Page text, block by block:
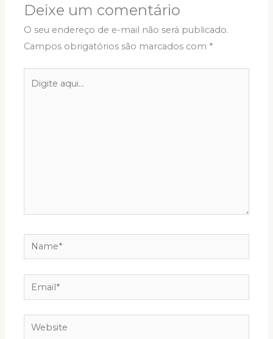
Deixe um comentário
O seu endereço de e-mail não será publicado.
Campos obrigatórios são marcados com *
aqui...
Name*
Email*
Website